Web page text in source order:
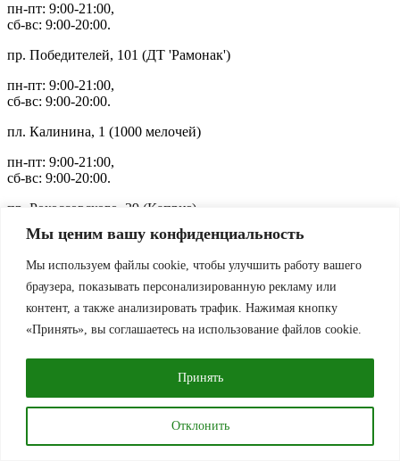
Мы ценим вашу конфиденциальность
Мы используем файлы cookie, чтобы улучшить работу вашего
браузера, показывать персонализированную рекламу или
контент, а также анализировать трафик. Нажимая кнопку
«Принять», вы соглашаетесь на использование файлов cookie.
Отклонить
Принять
пн-пт: 9:00-21:00,
сб-вс: 9:00-20:00.
пр. Победителей, 101 (ДТ 'Рамонак')
пн-пт: 9:00-21:00,
сб-вс: 9:00-20:00.
пл. Калинина, 1 (1000 мелочей)
пн-пт: 9:00-21:00,
сб-вс: 9:00-20:00.
пр. Рокоссовского, 39 (Каприз)
пн-пт: 9:00-21:00,
ул. Долгобродская, 26 (Старт-Х)
пн-пт: 9:00-21:00,
сб-вс: 9:00-20:00.
ул. Шугаева, 3/1 (Пальмира)
сб-вс: 9:00-20:00.